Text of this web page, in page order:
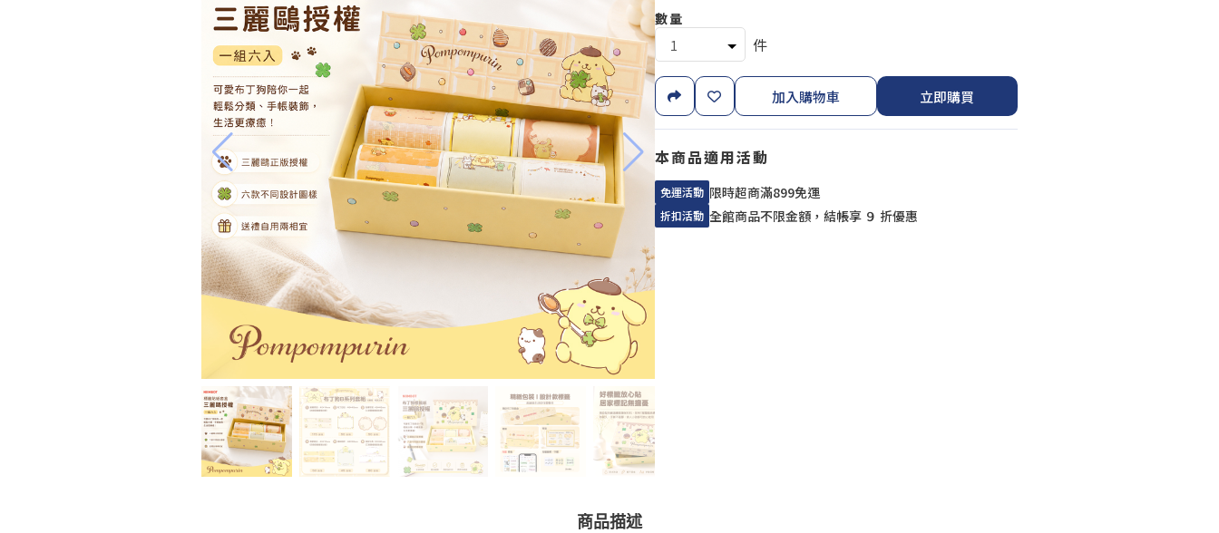
數量
件
加入購物車 立即購買
本商品適用活動
免運活動 限時超商滿899免運
折扣活動 全館商品不限金額，結帳享 ９ 折優惠
商品描述